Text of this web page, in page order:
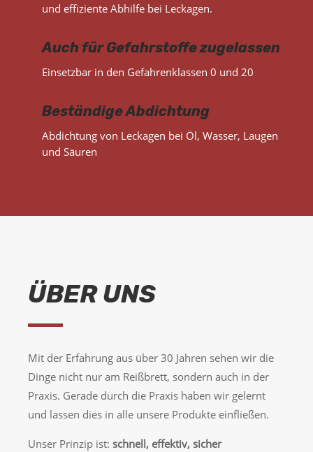
und effiziente Abhilfe bei Leckagen.
Auch für Gefahrstoffe zugelassen
Einsetzbar in den Gefahrenklassen 0 und 20
Beständige Abdichtung
Abdichtung von Leckagen bei Öl, Wasser, Laugen
und Säuren
ÜBER UNS
Mit der Erfahrung aus über 30 Jahren sehen wir die
Dinge nicht nur am Reißbrett, sondern auch in der
Praxis. Gerade durch die Praxis haben wir gelernt
und lassen dies in alle unsere Produkte einfließen.
Unser Prinzip ist: schnell, effektiv, sicher